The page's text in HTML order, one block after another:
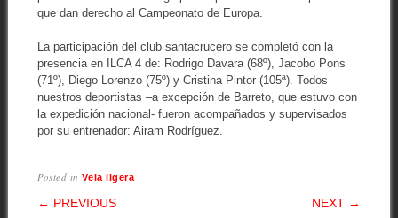
que dan derecho al Campeonato de Europa.
La participación del club santacrucero se completó con la
presencia en ILCA 4 de: Rodrigo Davara (68º), Jacobo Pons
(71º), Diego Lorenzo (75º) y Cristina Pintor (105ª). Todos
nuestros deportistas –a excepción de Barreto, que estuvo con
la expedición nacional- fueron acompañados y supervisados
por su entrenador: Airam Rodríguez.
Posted inVela ligera |
POST NAVIGATION
← PREVIOUS NEXT →